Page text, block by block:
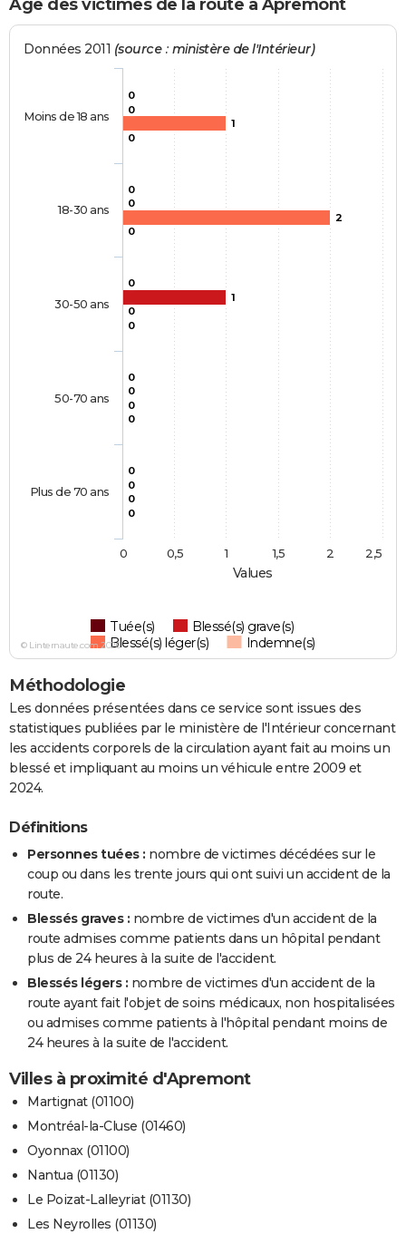
Age des victimes de la route à Apremont
Values
Données 2011 (source : ministère de l'Intérieur)
0
0
0
0
0
0
0
1
0
0
1
2
0
0
0
0
0
0
0
0
Tuée(s)
Blessé(s) grave(s)
Blessé(s) léger(s)
Indemne(s)
Moins de 18 ans
18-30 ans
30-50 ans
50-70 ans
Plus de 70 ans
0 0,5 1 1,5 2 2,5
© Linternaute.com 2026
Méthodologie
Les données présentées dans ce service sont issues des
statistiques publiées par le ministère de l'Intérieur concernant
les accidents corporels de la circulation ayant fait au moins un
blessé et impliquant au moins un véhicule entre 2009 et
2024.
Définitions
Personnes tuées : nombre de victimes décédées sur le
coup ou dans les trente jours qui ont suivi un accident de la
route.
Blessés graves : nombre de victimes d'un accident de la
route admises comme patients dans un hôpital pendant
plus de 24 heures à la suite de l'accident.
Blessés légers : nombre de victimes d'un accident de la
route ayant fait l'objet de soins médicaux, non hospitalisées
ou admises comme patients à l'hôpital pendant moins de
24 heures à la suite de l'accident.
Villes à proximité d'Apremont
Martignat (01100)
Montréal-la-Cluse (01460)
Oyonnax (01100)
Nantua (01130)
Le Poizat-Lalleyriat (01130)
Les Neyrolles (01130)